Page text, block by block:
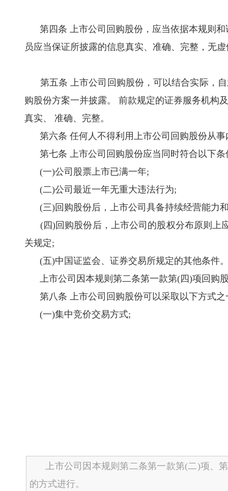
第四条 上市公司回购股份，应当依据本规则
员应当保证所披露的信息真实、准确、完整，无
第五条 上市公司回购股份，可以结合实际，自
购股份方案一并披露。 前款规定的证券服务机构
真实、 准确、完整。
第六条 任何人不得利用上市公司回购股份从事
第七条 上市公司回购股份应当同时符合以下
(一)公司股票上市已满一年;
(二)公司最近一年无重大违法行为;
(三)回购股份后，上市公司具备持续经营能力
(四)回购股份后，上市公司的股权分布原则上
关规定;
(五)中国证监会、证券交易所规定的其他条件
上市公司因本规则第二条第一款第(四)项回购
第八条 上市公司回购股份可以采取以下方式
(一)集中竞价交易方式;
上市公司因本规则第二条第一款第(二)项、第
的方式进行。